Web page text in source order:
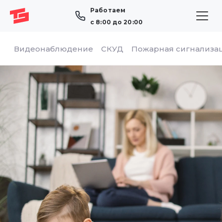
Работаем
с 8:00 до 20:00
Видеонаблюдение СКУД Пожарная